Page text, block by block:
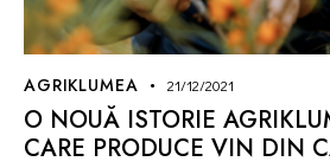
AGRIKLUMEA 21/12/2021
O NOUĂ ISTORIE
CARE PRODUCE VIN DIN